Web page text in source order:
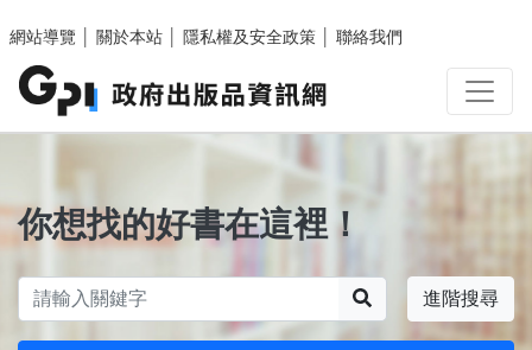
網站導覽
關於本站 隱私權及安全政策 聯絡我們
你想找的好書在這裡！
進階搜尋